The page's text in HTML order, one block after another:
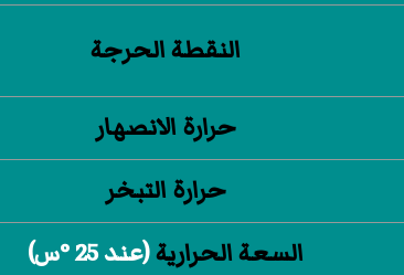
النقطة الحرجة
حرارة الانصهار
حرارة التبخر
السعة الحرارية(عند 25 °س)